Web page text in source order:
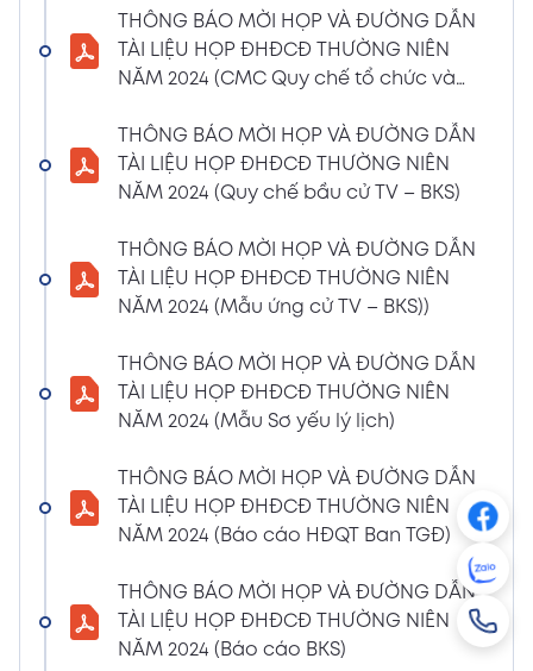
Nghị quyết HĐQT số 02 về việc CMC thông
qua việc chốt ngày đăng ký cuối cùng để
thực hiện quyền nhận lãi Trái Phiếu
NGHỊ QUYẾT SỐ 01/2024/NQ-HĐQT VỀ VIỆC
GÓP VỐN THÀNH LẬP CÔNG TY TNHH ĐẦU
08/01/2024
4:38 PM
CHỨNG NHẬN ĐĂNG KÝ HOẠT ĐỘNG CHI
NHÁNH MÃ SỐ 2600106523-002
Xem PDF
04/01/2024
CBTT VỀ QUYẾT ĐỊNH MIỄN NHIỆM PTGĐ
04/01/2024
CBTT VỀ QUYẾT ĐỊNH BỔ NHIỆM PTGĐ KHỐI
HỖ TRỢ
Xem PDF
18/12/2023
4:48 PM
THÔNG BÁO MỜI HỌP VÀ ĐƯỜNG DẪN
TÀI LIỆU HỌP ĐHĐCĐ THƯỜNG NIÊN
NĂM 2024 (CMC Quy chế tổ chức và
THÔNG BÁO MỜI HỌP VÀ ĐƯỜNG DẪN
TÀI LIỆU HỌP ĐHĐCĐ THƯỜNG NIÊN
NĂM 2024 (Quy chế bầu cử TV – BKS)
THÔNG BÁO MỜI HỌP VÀ ĐƯỜNG DẪN
TÀI LIỆU HỌP ĐHĐCĐ THƯỜNG NIÊN
NĂM 2024 (Mẫu ứng cử TV – BKS))
THÔNG BÁO MỜI HỌP VÀ ĐƯỜNG DẪN
TÀI LIỆU HỌP ĐHĐCĐ THƯỜNG NIÊN
NĂM 2024 (Mẫu Sơ yếu lý lịch)
THÔNG BÁO MỜI HỌP VÀ ĐƯỜNG DẪN
TÀI LIỆU HỌP ĐHĐCĐ THƯỜNG NIÊN
NĂM 2024 (Báo cáo HĐQT Ban TGĐ)
THÔNG BÁO MỜI HỌP VÀ ĐƯỜNG DẪN
TÀI LIỆU HỌP ĐHĐCĐ THƯỜNG NIÊN
NĂM 2024 (Báo cáo BKS)